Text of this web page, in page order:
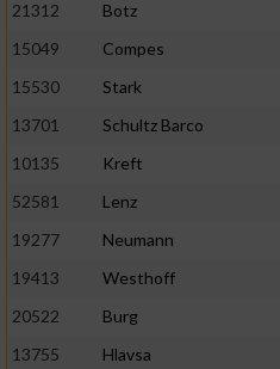
21312 Botz
15049
Compes
15530
Stark
13701
Schultz Barco
10135
Kreft
52581
Lenz
19277
Neumann
19413
Westhoff
20522
Burg
13755
Hlavsa